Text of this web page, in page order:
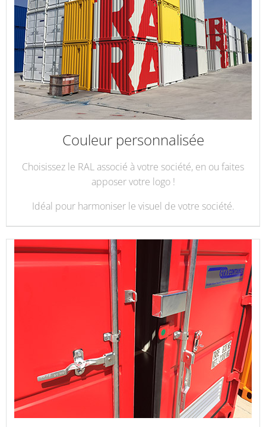
Couleur personnalisée
Choisissez le RAL associé à votre société, en ou faites
apposer votre logo !
Idéal pour harmoniser le visuel de votre société.